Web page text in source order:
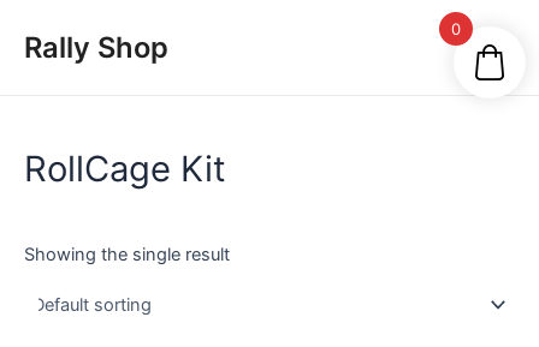
Rally Shop
RollCage Kit
Showing the single result
0